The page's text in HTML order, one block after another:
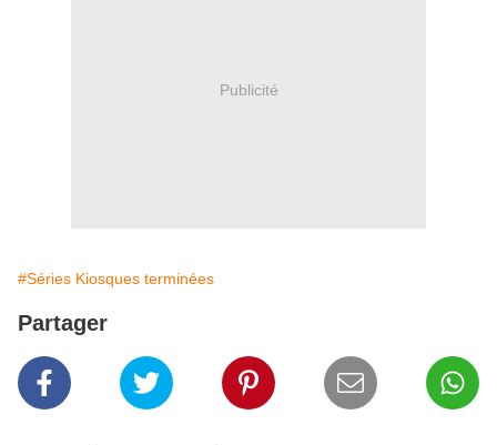
Publicité
#Séries Kiosques terminées
Partager